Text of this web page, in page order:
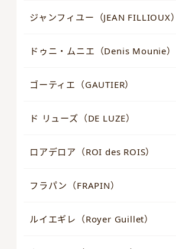
ジャンフィユー（JEAN FILLIOUX）
ドゥニ・ムニエ（Denis Mounie）
ゴーティエ（GAUTIER）
ド リューズ（DE LUZE）
ロアデロア（ROI des ROIS）
フラパン（FRAPIN）
ルイエギレ（Royer Guillet）